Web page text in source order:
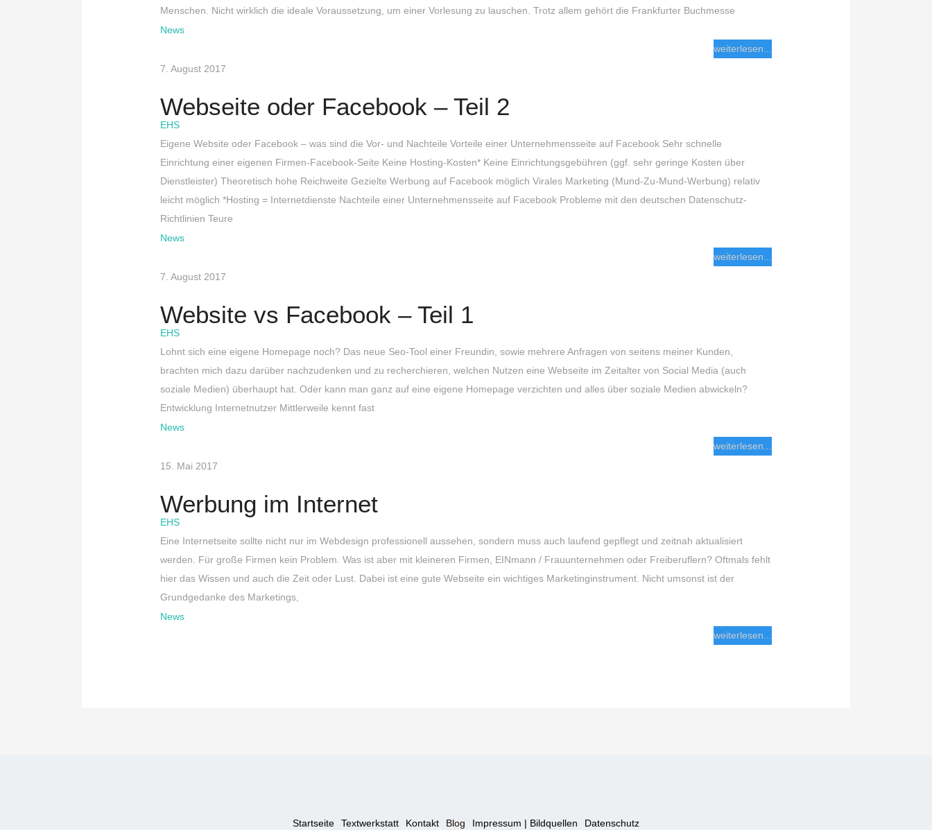
Menschen. Nicht wirklich die ideale Voraussetzung, um einer Vorlesung zu lauschen. Trotz allem gehört die Frankfurter Buchmesse
News
weiterlesen...
7. August 2017
Webseite oder Facebook – Teil 2
EHS
Eigene Website oder Facebook – was sind die Vor- und Nachteile Vorteile einer Unternehmensseite auf Facebook Sehr schnelle
Einrichtung einer eigenen Firmen-Facebook-Seite Keine Hosting-Kosten* Keine Einrichtungsgebühren (ggf. sehr geringe Kosten über
Dienstleister) Theoretisch hohe Reichweite Gezielte Werbung auf Facebook möglich Virales Marketing (Mund-Zu-Mund-Werbung) relativ
leicht möglich *Hosting = Internetdienste Nachteile einer Unternehmensseite auf Facebook Probleme mit den deutschen Datenschutz-
Richtlinien Teure
News
weiterlesen...
7. August 2017
Website vs Facebook – Teil 1
EHS
Lohnt sich eine eigene Homepage noch? Das neue Seo-Tool einer Freundin, sowie mehrere Anfragen von seitens meiner Kunden,
brachten mich dazu darüber nachzudenken und zu recherchieren, welchen Nutzen eine Webseite im Zeitalter von Social Media (auch
soziale Medien) überhaupt hat. Oder kann man ganz auf eine eigene Homepage verzichten und alles über soziale Medien abwickeln?
Entwicklung Internetnutzer Mittlerweile kennt fast
News
weiterlesen...
15. Mai 2017
Werbung im Internet
EHS
Eine Internetseite sollte nicht nur im Webdesign professionell aussehen, sondern muss auch laufend gepflegt und zeitnah aktualisiert
werden. Für große Firmen kein Problem. Was ist aber mit kleineren Firmen, EINmann / Frauunternehmen oder Freiberuflern? Oftmals fehlt
hier das Wissen und auch die Zeit oder Lust. Dabei ist eine gute Webseite ein wichtiges Marketinginstrument. Nicht umsonst ist der
Grundgedanke des Marketings,
News
weiterlesen...
Startseite Textwerkstatt Kontakt Blog Impressum | Bildquellen Datenschutz